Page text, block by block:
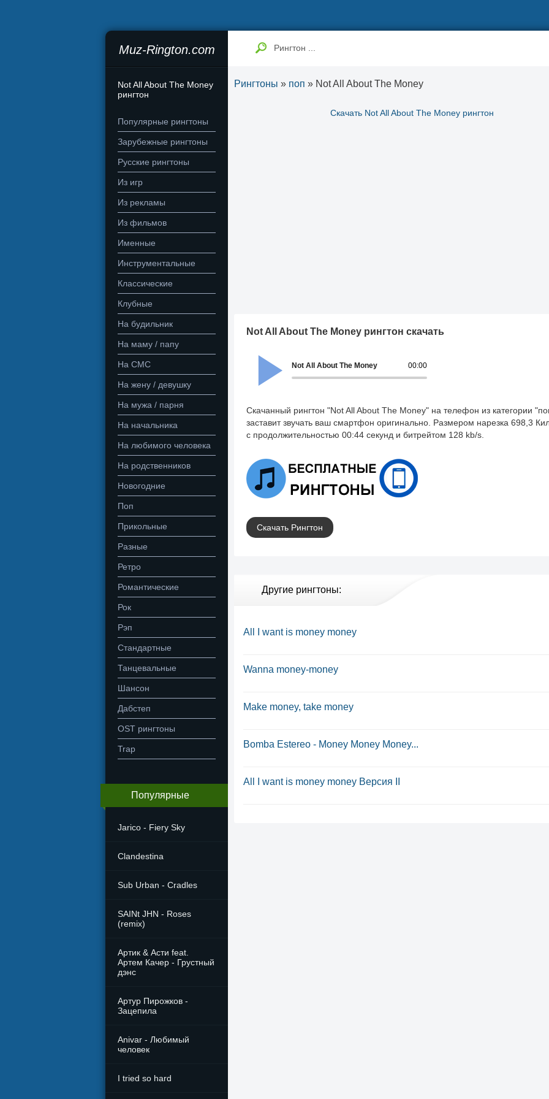
Muz-Rington.com
Not All About The Money
рингтон
Популярные рингтоны
Зарубежные рингтоны
Русские рингтоны
Из игр
Из рекламы
Из фильмов
Именные
Инструментальные
Классические
Клубные
На будильник
На маму / папу
На СМС
На жену / девушку
На мужа / парня
На начальника
На любимого человека
На родственников
Новогодние
Поп
Прикольные
Разные
Ретро
Романтические
Рок
Рэп
Стандартные
Танцевальные
Шансон
Дабстеп
OST рингтоны
Trap
Популярные
Jarico - Fiery Sky
Clandestina
Sub Urban - Cradles
SAINt JHN - Roses
(remix)
Артик & Асти feat.
Артем Качер - Грустный
дэнс
Артур Пирожков -
Зацепила
Anivar - Любимый
человек
I tried so hard
Рингтоны » поп » Not All About The Money
Скачать Not All About The Money рингтон
Not All About The Money рингтон скачать
00:00
Not All About The Money
Скачанный рингтон "Not All About The Money" на телефон из категории
заставит звучать ваш смартфон оригинально. Размером нарезка 698,3
с продолжительностью 00:44 секунд и битрейтом 128 kb/s.
Скачать Рингтон
Другие рингтоны:
All I want is money money
Wanna money-money
Make money, take money
Bomba Estereo - Money Money Money...
All I want is money money Версия II